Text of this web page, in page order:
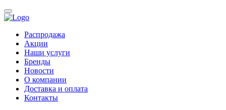
Распродажа
Акции
Наши услуги
Бренды
Новости
О компании
Доставка и оплата
Контакты